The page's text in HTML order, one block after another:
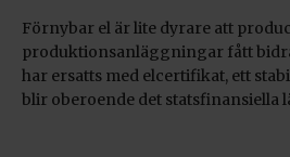
Förnybar el är lite dyrare att
produktionsanläggningar fått
har ersatts med elcertifikat, ett
blir oberoende det statsfinansiella